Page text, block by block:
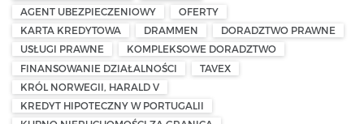
AGENT UBEZPIECZENIOWY
OFERTY
KARTA KREDYTOWA
DRAMMEN
DORADZTWO PRAWNE
USŁUGI PRAWNE
KOMPLEKSOWE DORADZTWO
FINANSOWANIE DZIAŁALNOŚCI
TAVEX
KRÓL NORWEGII, HARALD V
KREDYT HIPOTECZNY W PORTUGALII